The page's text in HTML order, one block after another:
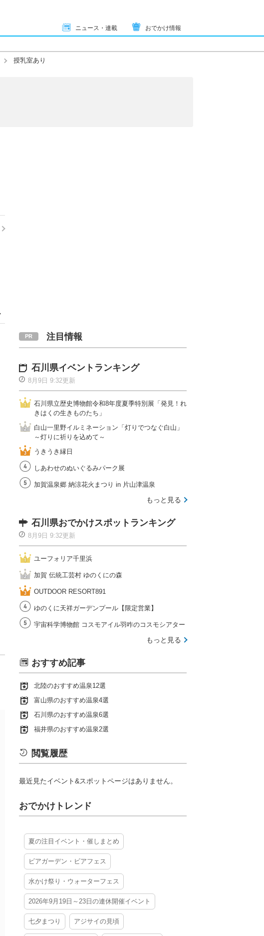
ニュース・連載 おでかけ情報
授乳室あり
注目情報
石川県イベントランキング
8月9日 9:32更新
石川県立歴史博物館令和8年度夏季特別展「発見！れ
きはくの生きものたち」
白山一里野イルミネーション「灯りでつなぐ白山」
～灯りに祈りを込めて～
うきうき縁日
しあわせのぬいぐるみパーク展
加賀温泉郷 納涼花火まつり in 片山津温泉
もっと見る
石川県おでかけスポットランキング
8月9日 9:32更新
ユーフォリア千里浜
加賀 伝統工芸村 ゆのくにの森
OUTDOOR RESORT891
ゆのくに天祥ガーデンプール【限定営業】
宇宙科学博物館 コスモアイル羽咋のコスモシアター
もっと見る
おすすめ記事
北陸のおすすめ温泉12選
富山県のおすすめ温泉4選
石川県のおすすめ温泉6選
福井県のおすすめ温泉2選
閲覧履歴
最近見たイベント&スポットページはありません。
おでかけトレンド
夏の注目イベント・催しまとめ
ビアガーデン・ビアフェス
水かけ祭り・ウォーターフェス
2026年9月19日～23日の連休開催イベント
七夕まつり アジサイの見頃